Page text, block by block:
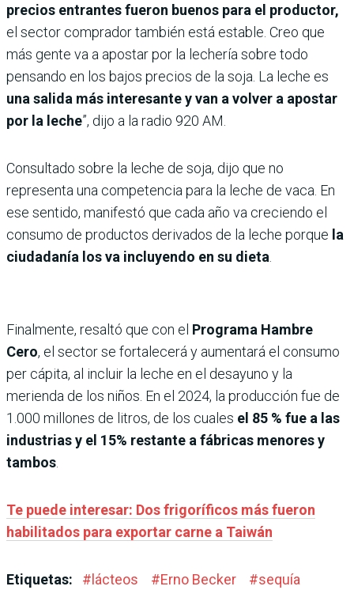
precios entrantes fueron buenos para el productor,
el sector comprador también está estable. Creo que
más gente va a apostar por la lechería sobre todo
pensando en los bajos precios de la soja. La leche es
una salida más interesante y van a volver a apostar
por la leche”, dijo a la radio 920 AM.
Consultado sobre la leche de soja, dijo que no
representa una competencia para la leche de vaca. En
ese sentido, manifestó que cada año va creciendo el
consumo de productos derivados de la leche porque la
ciudadanía los va incluyendo en su dieta
Finalmente, resaltó que con el Programa Hambre
Cero, el sector se fortalecerá y aumentará el consumo
per cápita, al incluir la leche en el desayuno y la
merienda de los niños. En el 2024, la producción fue de
1.000 millones de litros, de los cuales el 85 % fue a las
industrias y el 15% restante a fábricas menores y
tambos
Te puede interesar: Dos frigoríficos más fueron
habilitados para exportar carne a Taiwán
Etiquetas: #lácteos #Erno Becker #sequía